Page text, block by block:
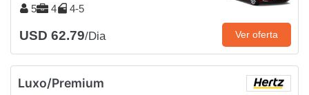
5 4 4-5
USD 62.79/Dia Ver oferta
Luxo/Premium